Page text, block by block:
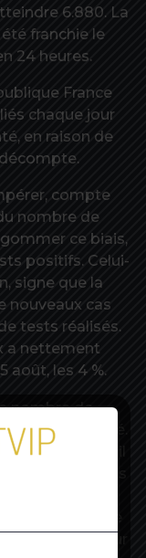
6.880. La
franchie le
24 heures.
France
chaque jour
en raison de
compte
nombre de
ce biais,
positifs. Celui-
signe que la
nouveaux cas
tests réalisés.
a nettement
août, les 4 %.
nombre de
à lui explosé.
le 16 juin, il
plus tard, le